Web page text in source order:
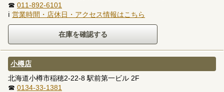
☎ 011-892-6101
ℹ 営業時間・店休日・アクセス情報はこちら
小樽店
北海道小樽市稲穂2-22-8 駅前第一ビル 2F
☎ 0134-33-1381